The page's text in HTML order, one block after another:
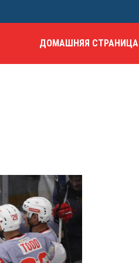
ДОМАШНЯЯ СТРАНИЦА